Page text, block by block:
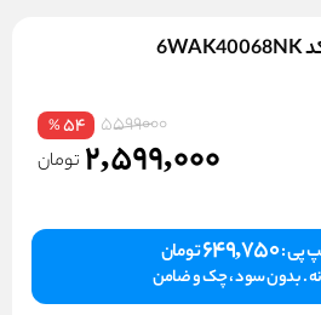
5599000
54
%
2,599,000 تومان
پی :649,750تومان
. بدون سود ، چک و ضامن